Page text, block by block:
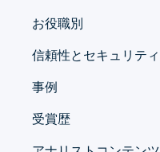
お役職別
信頼性とセキュリティ
事例
受賞歴